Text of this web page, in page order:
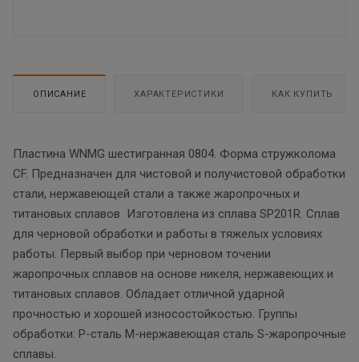
ОПИСАНИЕ ХАРАКТЕРИСТИКИ КАК КУПИТЬ
Пластина WNMG шестигранная 0804. Форма стружколома
CF. Предназначен для чистовой и получистовой обработки
стали, нержавеющей стали а также жаропрочных и
титановых сплавов Изготовлена из сплава SP201R. Сплав
для черновой обработки и работы в тяжелых условиях
работы. Первый выбор при черновом точении
жаропрочных сплавов на основе никеля, нержавеющих и
титановых сплавов. Обладает отличной ударной
прочностью и хорошей износостойкостью. Группы
обработки: P-сталь М-нержавеющая сталь S-жаропрочные
сплавы.